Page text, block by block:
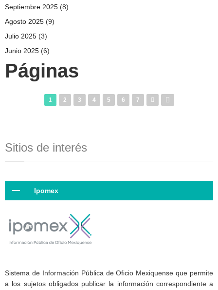
Septiembre 2025 (8)
Agosto 2025 (9)
Julio 2025 (3)
Junio 2025 (6)
Páginas
1 2 3 4 5 6 7
Sitios de interés
Ipomex
Sistema de Información Pública de Oficio Mexiquense que permite
a los sujetos obligados publicar la información correspondiente a